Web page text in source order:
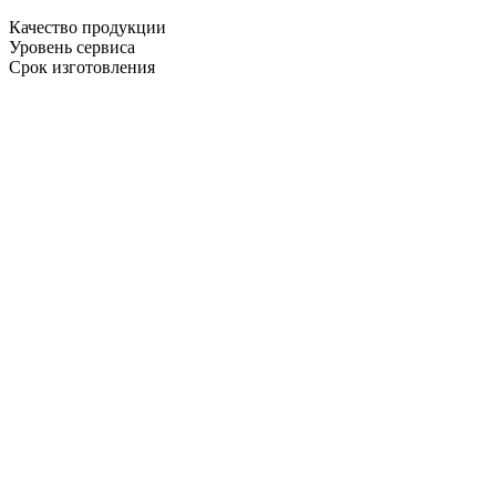
Качество продукции
Уровень сервиса
Срок изготовления